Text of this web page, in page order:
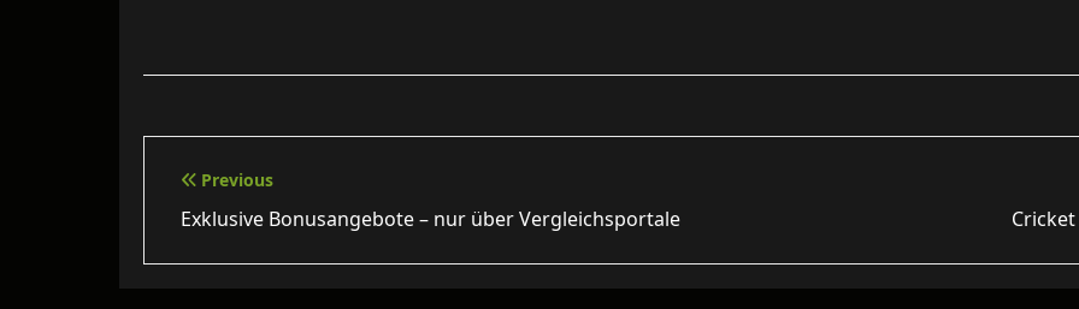
Beitragsnavigation
Previous
Exklusive Bonusangebote – nur über Vergleichsportale